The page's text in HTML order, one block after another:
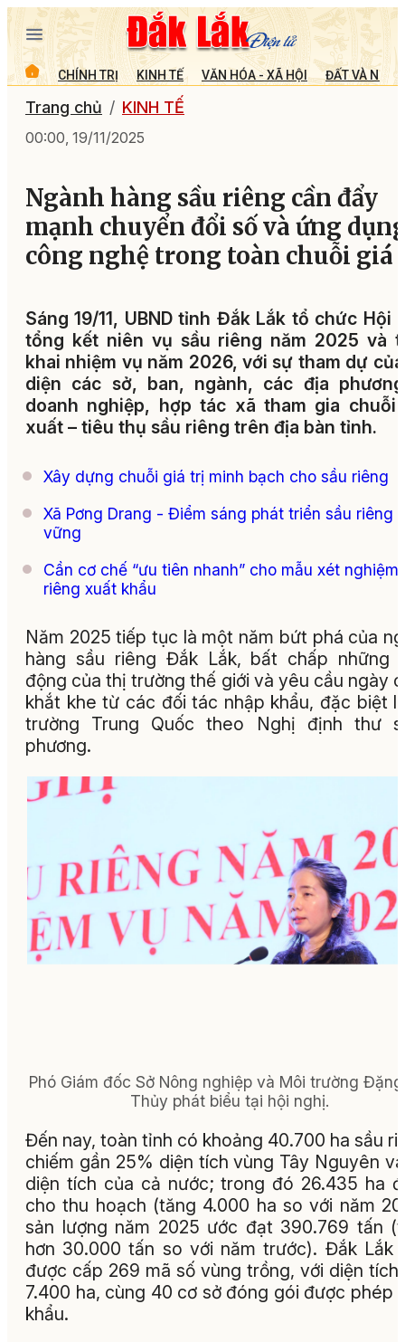
CHÍNH TRỊ KINH TẾ VĂN HÓA - XÃ HỘI ĐẤT VÀ
Trang chủ KINH TẾ
00:00, 19/11/2025
Ngành hàng sầu riêng cần đẩy
mạnh chuyển đổi số và ứng
công nghệ trong toàn chuỗi giá
Sáng 19/11, UBND tỉnh Đắk Lắk tổ chức Hội
tổng kết niên vụ sầu riêng năm 2025 và
khai nhiệm vụ năm 2026, với sự tham dự
diện các sở, ban, ngành, các địa
doanh nghiệp, hợp tác xã tham gia chuỗi
xuất – tiêu thụ sầu riêng trên địa bàn tỉnh.
Xây dựng chuỗi giá trị minh bạch cho sầu riêng
Xã Pơng Drang - Điểm sáng phát triển sầu riêng
vững
Cần cơ chế “ưu tiên nhanh” cho mẫu xét nghiệm
riêng xuất khẩu
Năm 2025 tiếp tục là một năm bứt phá của
hàng sầu riêng Đắk Lắk, bất chấp những
động của thị trường thế giới và yêu cầu ngày
khắt khe từ các đối tác nhập khẩu, đặc biệt
trường Trung Quốc theo Nghị định thư
phương.
Phó Giám đốc Sở Nông nghiệp và Môi trường
Thủy phát biểu tại hội nghị.
Đến nay, toàn tỉnh có khoảng 40.700 ha sầu
chiếm gần 25% diện tích vùng Tây Nguyên
diện tích của cả nước; trong đó 26.435 ha
cho thu hoạch (tăng 4.000 ha so với năm
sản lượng năm 2025 ước đạt 390.769 tấn
hơn 30.000 tấn so với năm trước). Đắk Lắk
được cấp 269 mã số vùng trồng, với diện tích
7.400 ha, cùng 40 cơ sở đóng gói được phép
khẩu.